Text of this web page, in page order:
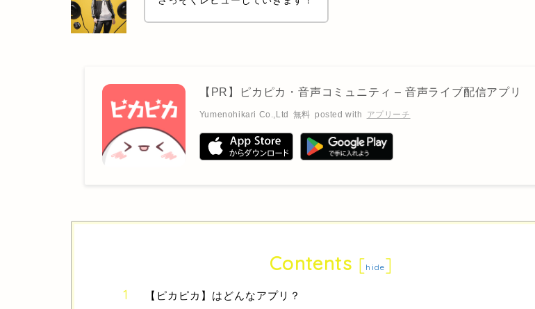
【PR】ピカピカ・音声コミュニティ – 音声ライブ配信アプリ
Yumenohikari Co.,Ltd 無料 posted with アプリーチ
Contents [hide]
【ピカピカ】はどんなアプリ？